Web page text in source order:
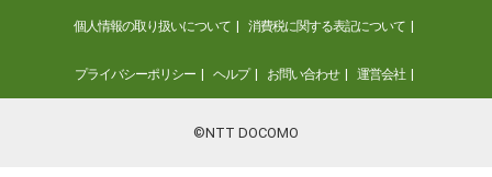
個人情報の取り扱いについて 消費税に関する表記について
プライバシーポリシー ヘルプ お問い合わせ 運営会社
©NTT DOCOMO